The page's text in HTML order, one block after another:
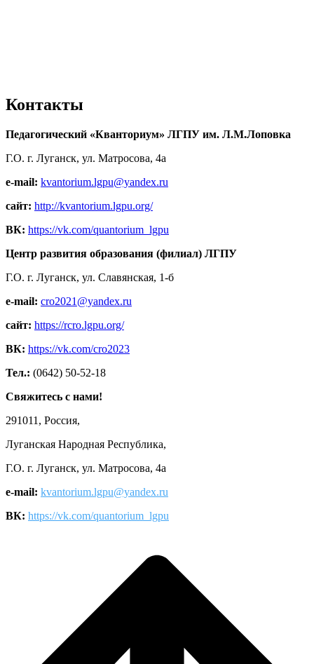
Контакты
Педагогический «Кванториум» ЛГПУ им. Л.М.Лоповка
Г.О. г. Луганск, ул. Матросова, 4а
e-mail: kvantorium.lgpu@yandex.ru
сайт: http://kvantorium.lgpu.org/
ВК: https://vk.com/quantorium_lgpu
Центр развития образования (филиал) ЛГПУ
Г.О. г. Луганск, ул. Славянская, 1-б
e-mail: cro2021@yandex.ru
сайт: https://rcro.lgpu.org/
ВК: https://vk.com/cro2023
Тел.: (0642) 50-52-18
Свяжитесь с нами!
291011, Россия,
Луганская Народная Республика,
Г.О. г. Луганск, ул. Матросова, 4а
e-mail: kvantorium.lgpu@yandex.ru
ВК: https://vk.com/quantorium_lgpu